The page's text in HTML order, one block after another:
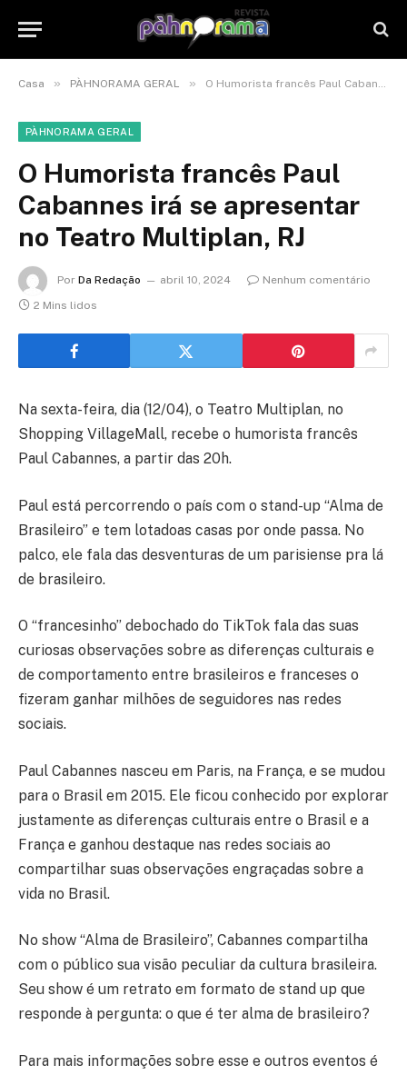
Casa » PÀHNORAMA GERAL » O Humorista francês Paul Cabannes irá se apresentar no Teatro Multiplan, RJ
PÀHNORAMA GERAL
O Humorista francês Paul
Cabannes irá se apresentar
no Teatro Multiplan, RJ
Por Da Redação abril 10, 2024
Nenhum comentário
2 Mins lidos
Na sexta-feira, dia (12/04), o Teatro Multiplan, no
Shopping VillageMall, recebe o humorista francês
Paul Cabannes, a partir das 20h.
Paul está percorrendo o país com o stand-up “Alma de
Brasileiro” e tem lotadoas casas por onde passa. No
palco, ele fala das desventuras de um parisiense pra lá
de brasileiro.
O “francesinho” debochado do TikTok fala das suas
curiosas observações sobre as diferenças culturais e
de comportamento entre brasileiros e franceses o
fizeram ganhar milhões de seguidores nas redes
sociais.
Paul Cabannes nasceu em Paris, na França, e se mudou
para o Brasil em 2015. Ele ficou conhecido por explorar
justamente as diferenças culturais entre o Brasil e a
França e ganhou destaque nas redes sociais ao
compartilhar suas observações engraçadas sobre a
vida no Brasil.
No show “Alma de Brasileiro”, Cabannes compartilha
com o público sua visão peculiar da cultura brasileira.
Seu show é um retrato em formato de stand up que
responde à pergunta: o que é ter alma de brasileiro?
Para mais informações sobre esse e outros eventos é